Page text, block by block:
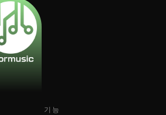
기능